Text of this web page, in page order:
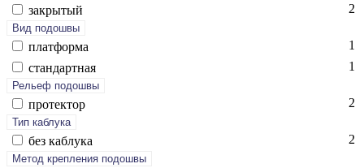
зак­ры­тый 2
Вид подошвы
плат­форма
1
стан­дарт­ная
1
Рельеф подошвы
про­тек­тор 2
Тип каблука
без каб­лу­ка 2
Метод крепления подошвы